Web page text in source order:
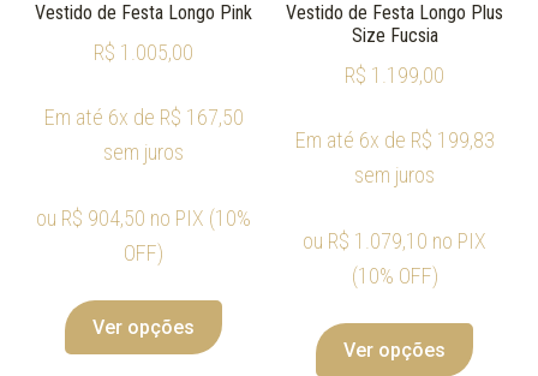
Vestido de Festa Longo Pink
R$ 1.005,00
Em até 6x de R$ 167,50
sem juros
ou R$ 904,50 no PIX (10%
OFF)
Ver opções
Vestido de Festa Longo Plus
Size Fucsia
R$ 1.199,00
Em até 6x de R$ 199,83
sem juros
ou R$ 1.079,10 no PIX
(10% OFF)
Ver opções